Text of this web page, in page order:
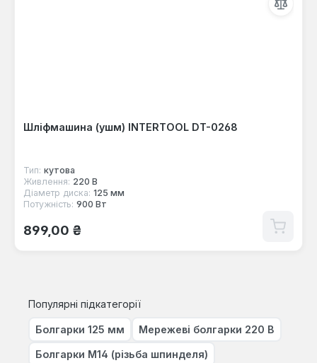
Шліфмашина (ушм) INTERTOOL DT-0268
Тип: кутова
Живлення: 220 В
Діаметр диска: 125 мм
Потужність: 900 Вт
Звичайна ціна:
899,00 ₴
Популярні підкатегорії
Болгарки 125 мм Мережеві болгарки 220 В
Болгарки M14 (різьба шпинделя)